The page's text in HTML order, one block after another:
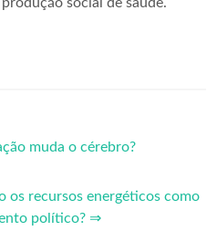
muda o cérebro?
os recursos energéticos como
político? ⇒